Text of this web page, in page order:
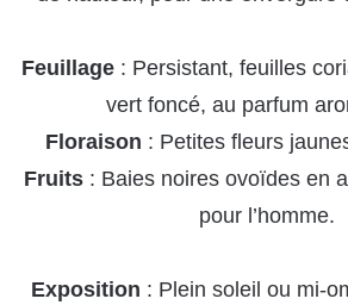
Feuillage : Persistant, feuilles
vert foncé, au parfum
Floraison : Petites fleurs
Fruits: Baies noires ovoïdes en
pour l’homme.
Exposition : Plein soleil ou mi-